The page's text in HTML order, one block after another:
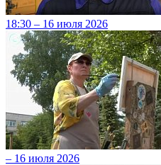
18:30 – 16 июля 2026
– 16 июля 2026